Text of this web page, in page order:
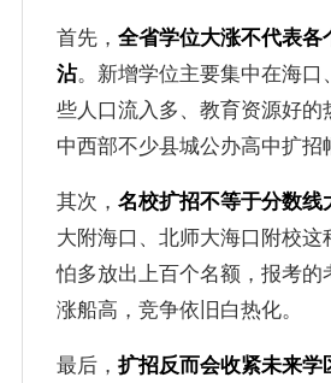
首先， 全省学位大涨不代表各
沾。新增学位主要集中在海口
些人口流入多、教育资源好的
中西部不少县城公办高中扩招
其次， 名校扩招不等于分数线
大附海口、北师大海口附校这
怕多放出上百个名额，报考的
涨船高，竞争依旧白热化。
最后， 扩招反而会收紧未来学